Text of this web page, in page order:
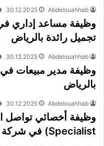
Abdelouahhab
30.12.2025
وظيفة مساعد إداري
تجميل رائدة بالرياض
Abdelouahhab
30.12.2025
وظيفة مدير مبيعات
بالرياض
Abdelouahhab
30.12.2025
Specialist) في شركة طبية بالرياض